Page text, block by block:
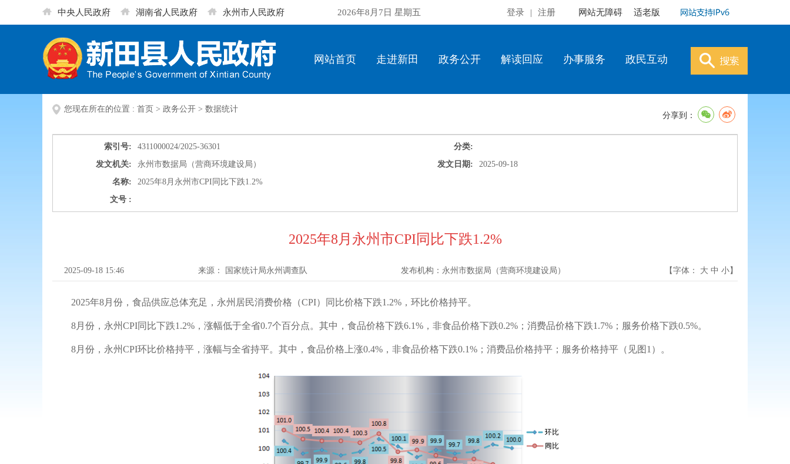
中央人民政府 湖南省人民政府 永州市人民政府 2026年8月7日 星期五 网站无障碍 适老版
登录 | 注册
网站首页 走进新田 政务公开 解读回应 办事服务 政民互动
您现在所在的位置 : 首页 > 政务公开 > 数据统计
分享到：
索引号: 4311000024/2025-36301
分类:
发文机关:
永州市数据局（营商环境建设局） 发文日期:
2025-09-18
名称:
2025年8月永州市CPI同比下跌1.2%
文号 :
2025年8月永州市CPI同比下跌1.2%
2025-09-18 15:46 来源： 国家统计局永州调查队 发布机构： 永州市数据局（营商环境建设局） 【字体： 大 中 小】
2025年8月份，食品供应总体充足，永州居民消费价格（CPI）同比价格下跌1.2%，环比价格持平。
8月份，永州CPI同比下跌1.2%，涨幅低于全省0.7个百分点。其中，食品价格下跌6.1%，非食品价格下跌0.2%；消费品价格下跌1.7%；服务价格下跌0.5%。
8月份，永州CPI环比价格持平，涨幅与全省持平。其中，食品价格上涨0.4%，非食品价格下跌0.1%；消费品价格持平；服务价格持平（见图1）。